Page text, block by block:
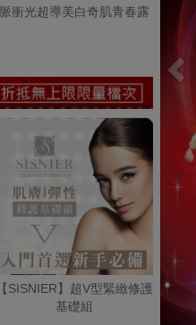
脈衝光超導美白奇肌青春露
【SISNIER】超V型緊緻修護
基礎組